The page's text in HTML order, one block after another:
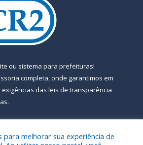
ou sistema para prefeituras!
completa, onde garantimos em
das leis de transparência
para melhorar sua experiência de